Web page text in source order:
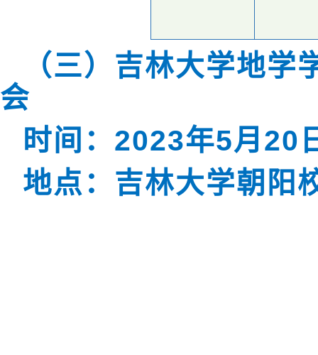
（三）吉林大学地
会
时间： 2023年5月 20
地点：吉林大学朝阳